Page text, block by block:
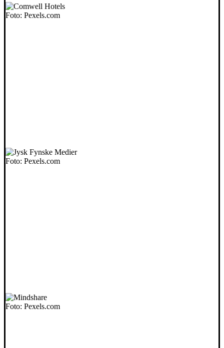
Foto: Pexels.com
Foto: Pexels.com
Foto: Pexels.com